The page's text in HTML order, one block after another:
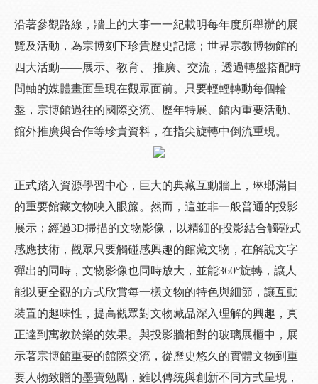
沿著參觀路線，牆上的大事一一紀載明每年度所舉辦的展
覽及活動，為宗博刻下珍貴歷史記憶；世界宗教博物館的
四大活動——展示、教育、 推廣、交流，透過轉盤搭配時
間軸的媒體畫面呈現在觀眾面前。只要輕輕轉動每個輪
盤，宗博館過往的國際交流、歷年特展、館內重要活動、
館外推廣與合作等珍貴資料，在指尖旋轉中倒流重現。
正式踏入資源學習中心，巨大的典藏互動牆上，琳瑯滿目
的重要館藏文物映入眼簾。然而，這並非一般普通的投影
展示；經過3D掃描的文物影像，以精細的投影結合觸碰式
感應技術，觀眾只要觸碰感興趣的館藏文物，在解說文字
彈出的同時，文物影像也同時放大，並能360°旋轉，讓人
能以更全觀的方式欣賞每一樣文物的特色與細節，讓互動
裝置的趣味性，提高觀眾對文物藏品深入理解的興趣，真
正達到寓教於樂的效果。與投影牆相對的玻璃展櫃中，展
示著宗博館重要的館際交流，從歷史悠久的實體文物到重
要人物致贈的墨寶勉勵，雖以傳統與創新不同方式呈現，